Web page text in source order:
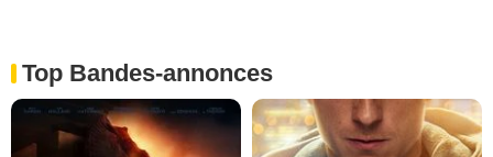
Top Bandes-annonces